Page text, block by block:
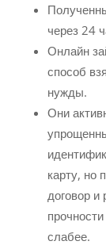
через 24
Онлайн
способ
нужды.
Они
карту, но
договор и
слабее.